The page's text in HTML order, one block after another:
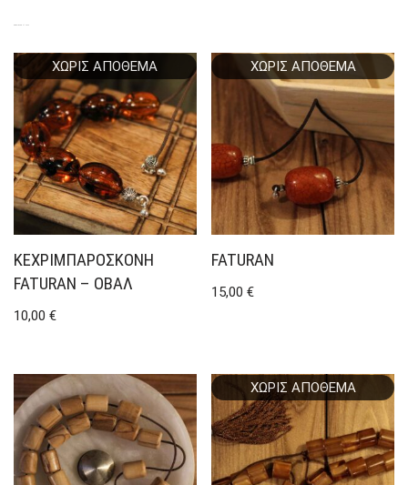
ΧΩΡΊΣ ΑΠΌΘΕΜΑ
ΚΕΧΡΙΜΠΑΡΌΣΚΟΝΗ
FATURAN – ΟΒΆΛ
10,00 €
ΧΩΡΊΣ ΑΠΌΘΕΜΑ
FATURAN
15,00€
ΧΩΡΊΣ ΑΠΌΘΕΜΑ